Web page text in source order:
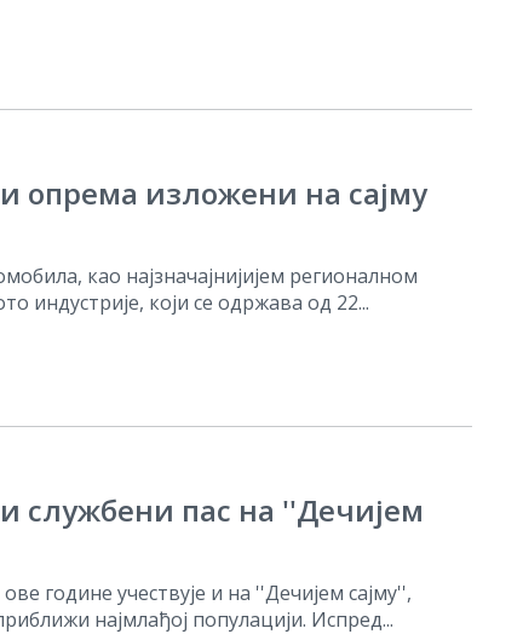
опрема изложени на сајму
као најзначајнијијем регионалном
индустрије, који се одржава од 22...
службени пас на ''Дечијем
године учествује и на ''Дечијем сајму'',
најмлађој популацији. Испред...